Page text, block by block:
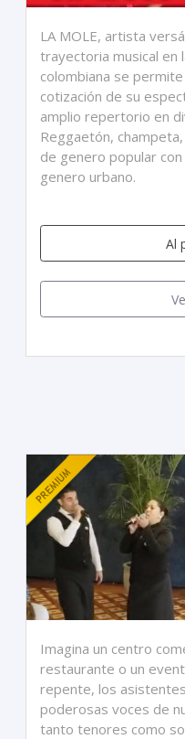
LA MOLE, artista
trayectoria musical en
colombiana se
cotización de su
amplio repertorio en
Reggaetón,
de genero popular
genero urbano.
Al
Imagina un centro
restaurante o un
repente, los
poderosas voces de
tanto tenores como